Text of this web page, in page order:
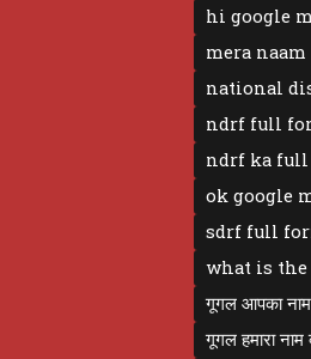
hi google
mera
national
ndrf full
ndrf ka
ok google
sdrf full
what is
गूगल आपका नाम
गूगल हमारा नाम